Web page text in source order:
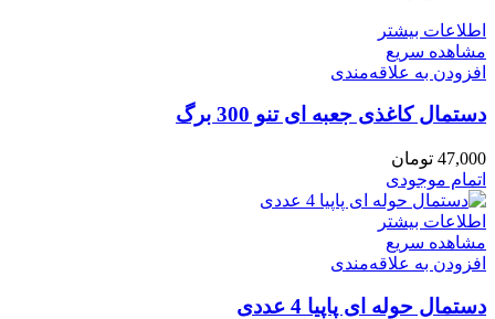
اطلاعات بیشتر
مشاهده سریع
افزودن به علاقه‌مندی
دستمال کاغذی جعبه ای تنو 300 برگ
47,000 تومان
اتمام موجودی
اطلاعات بیشتر
مشاهده سریع
افزودن به علاقه‌مندی
دستمال حوله ای پاپیا 4 عددی